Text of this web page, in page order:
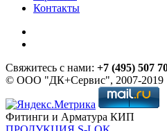
Контакты
Свяжитесь с нами: +7 (495) 507
© ООО "ДК+Сервис", 2007-2019
Фитинги и Арматура КИП